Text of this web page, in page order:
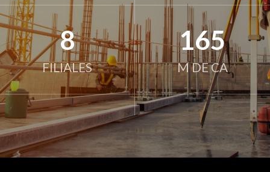
8
FILIALES
165
M DE CA